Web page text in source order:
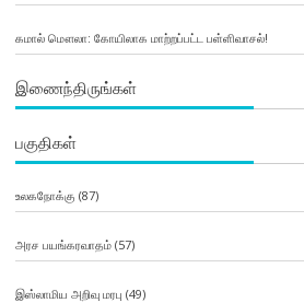
கமால் மௌலா: கோயிலாக மாற்றப்பட்ட பள்ளிவாசல்!
இணைந்திருங்கள்
பகுதிகள்
உலகநோக்கு (87)
அரச பயங்கரவாதம்(57)
இஸ்லாமிய அறிவு மரபு (49)